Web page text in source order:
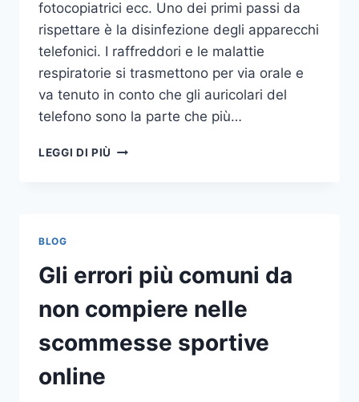
fotocopiatrici ecc. Uno dei primi passi da
rispettare è la disinfezione degli apparecchi
telefonici. I raffreddori e le malattie
respiratorie si trasmettono per via orale e
va tenuto in conto che gli auricolari del
telefono sono la parte che più…
LEGGI DI PIÙ UN
PULIZIA
DELLE
APPARECCHIATURE
DA
BLOG
Gli errori più comuni da
non compiere nelle
scommesse sportive
online